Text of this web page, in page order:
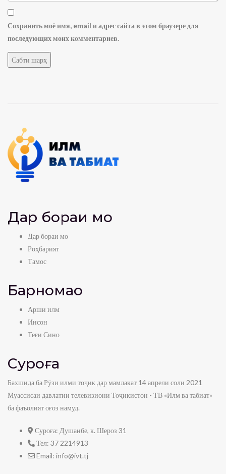
Сохранить моё имя, email и адрес сайта в этом браузере для
последующих моих комментариев.
Дар бораи мо
Дар бораи мо
Роҳбарият
Тамос
Барномаҳо
Арши илм
Инсон
Теғи Сино
Суроға
Бахшида ба Рӯзи илми тоҷик дар мамлакат 14 апрели соли 2021
Муассисаи давлатии телевизиони Тоҷикистон - ТВ «Илм ва табиат»
ба фаъолият оғоз намуд.
Суроға: Душанбе, к. Шероз 31
Тел: 37 2214913
Email: info@ivt.tj